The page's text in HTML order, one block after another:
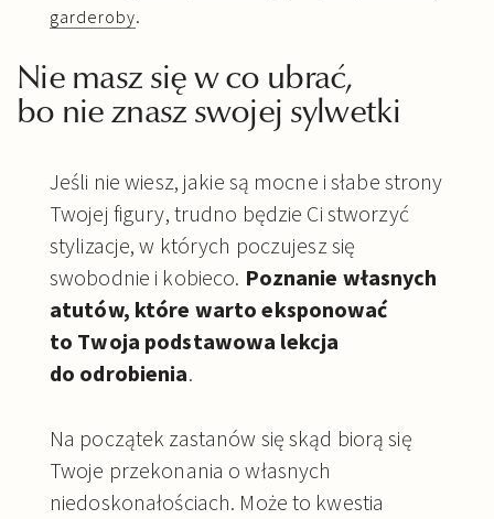
garderoby.
Nie masz się w co ubrać,
bo nie znasz swojej sylwetki
Jeśli nie wiesz, jakie są mocne i słabe strony
Twojej figury, trudno będzie Ci stworzyć
stylizacje, w których poczujesz się
swobodnie i kobieco. Poznanie własnych
atutów, które warto eksponować
to Twoja podstawowa lekcja
do odrobienia.
Na początek zastanów się skąd biorą się
Twoje przekonania o własnych
niedoskonałościach. Może to kwestia